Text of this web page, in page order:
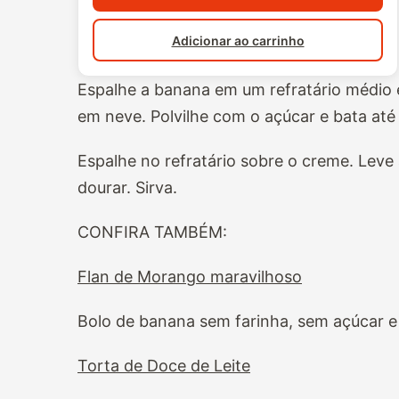
Adicionar ao carrinho
Espalhe a banana em um refratário
em neve. Polvilhe com o açúcar e bata
Espalhe no refratário sobre o creme.
dourar. Sirva.
CONFIRA TAMBÉM:
Flan de Morango maravilhoso
Bolo de banana sem farinha, sem açúcar
Torta de Doce de Leite